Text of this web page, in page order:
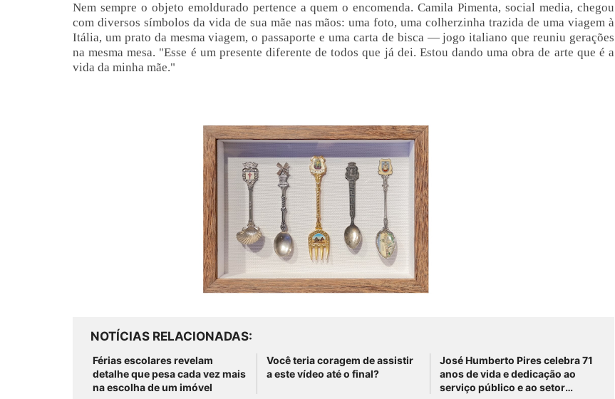
Nem sempre o objeto emoldurado pertence a quem o encomenda. Camila Pimenta, social media, chegou
com diversos símbolos da vida de sua mãe nas mãos: uma foto, uma colherzinha trazida de uma viagem à
Itália, um prato da mesma viagem, o passaporte e uma carta de bisca — jogo italiano que reuniu gerações
na mesma mesa. "Esse é um presente diferente de todos que já dei. Estou dando uma obra de arte que é a
vida da minha mãe."
NOTÍCIAS RELACIONADAS
Férias escolares revelam
detalhe que pesa cada vez mais
na escolha de um imóvel
Você teria coragem de assistir
a este vídeo até o final?
José Humberto Pires celebra 71
anos de vida e dedicação ao
serviço público e ao setor